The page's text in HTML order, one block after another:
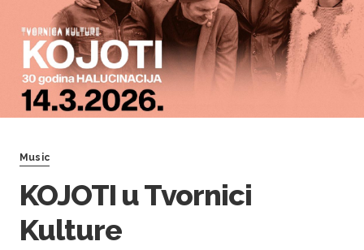
Music
KOJOTI u Tvornici
Kulture